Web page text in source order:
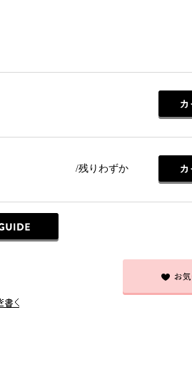
/残りわずか